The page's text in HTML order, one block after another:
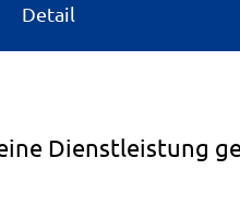
Detail
Dienstleistung